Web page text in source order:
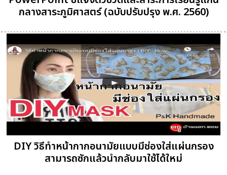
กลางสาระภูมิศาสตร์ (ฉบับปรับปรุง พ.ศ. 2560)
DIY วิธีทำหน้ากากอนามัยแบบมีช่องใส่แผ่นกรอง
สามารถซักแล้วนำกลับมาใช้ได้ใหม่